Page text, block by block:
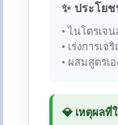
✨ ประโย
• ไนโตรเจน
• เร่งการเ
• ผสมสูตรเ
💎 เหตุผลที่